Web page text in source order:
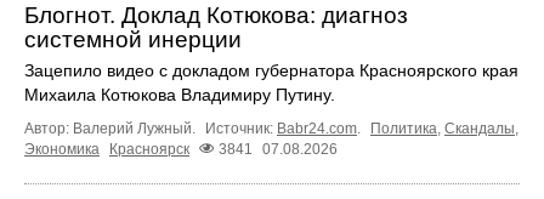
Блогнот. Доклад Котюкова: диагноз
системной инерции
Зацепило видео с докладом губернатора Красноярского края
Михаила Котюкова Владимиру Путину.
Автор: Валерий Лужный. Источник: Babr24.com Политика Скандалы
Экономика
Красноярск 3841 07.08.2026